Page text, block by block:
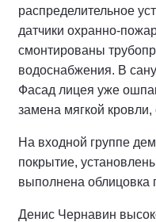
распределительное
датчики охранно-
смонтированы
водоснабжения. В
Фасад лицея уже
замена мягкой кровли,
На входной группе
покрытие,
выполнена облицовка
Денис Чернавин